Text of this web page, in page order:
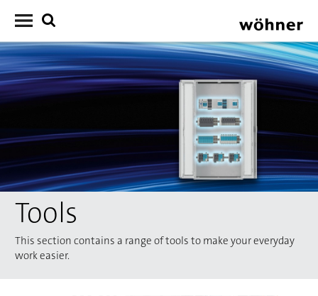
Tools
This section contains a range of tools to make your everyday
work easier.